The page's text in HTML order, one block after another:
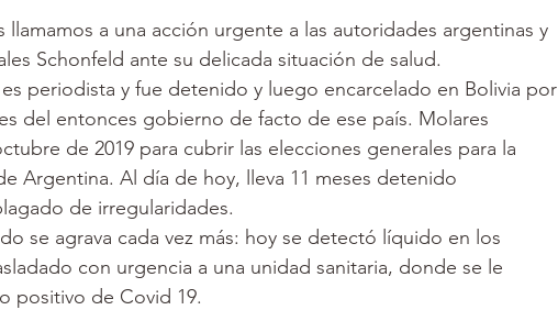
Liguista Investigaciones
a una acción urgente a las autoridades argentinas y
Schonfeld ante su delicada situación de salud.
periodista y fue detenido y luego encarcelado en Bolivia por
del entonces gobierno de facto de ese país. Molares
de 2019 para cubrir las elecciones generales para la
Argentina. Al día de hoy, lleva 11 meses detenido
de irregularidades.
se agrava cada vez más: hoy se detectó líquido en los
con urgencia a una unidad sanitaria, donde se le
positivo de Covid 19.